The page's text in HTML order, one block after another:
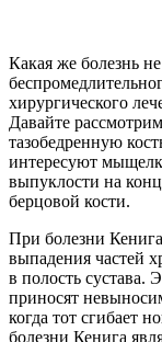
Какая же болезнь
хирургического
Давайте
тазобедренную
интересуют
выпуклости на
берцовой кости.
При болезни
выпадения частей
в полость сустава.
приносят
когда тот сгибает
болезни Кенига